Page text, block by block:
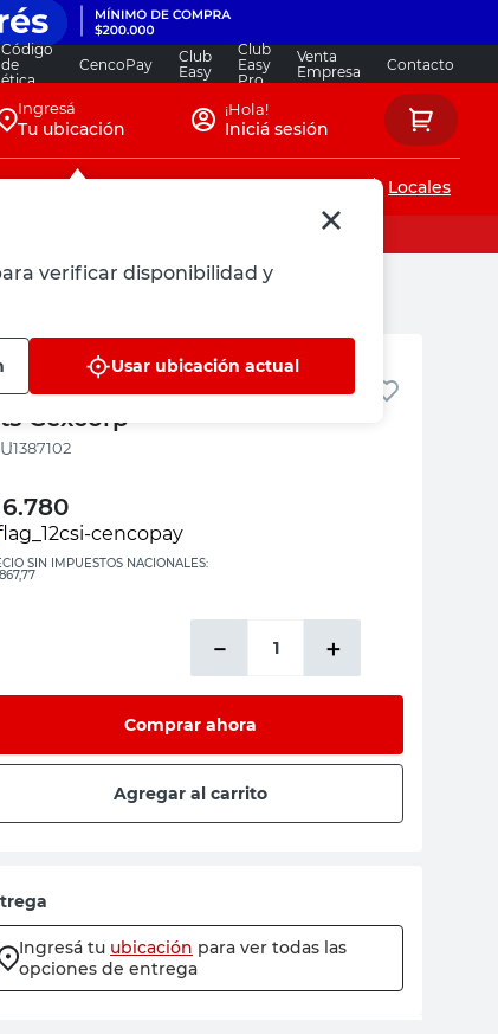
Código
de
ética
CencoPay
Club
Easy
Club
Easy
Pro
Venta
Empresa
Contacto
Ingresá
Tu ubicación
verificar disponibilidad y
Usar ubicación actual
¡Hola!
Iniciá sesión
Locales
Galvanizada 1.80
Gexcorp
:1387102
SIN IMPUESTOS NACIONALES:
＋
－
Comprar ahora
Agregar al carrito
Ingresá tu ubicación para ver todas las
opciones de entrega